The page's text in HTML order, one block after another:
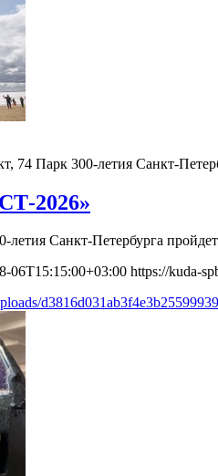
74 Парк 300-летия Санкт-
2026»
летия Санкт-Петербурга
06T15:15:00+03:00 https://kuda-